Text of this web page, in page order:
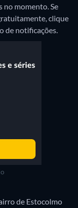
no momento. Se
clique
de notificações.
de Estocolmo